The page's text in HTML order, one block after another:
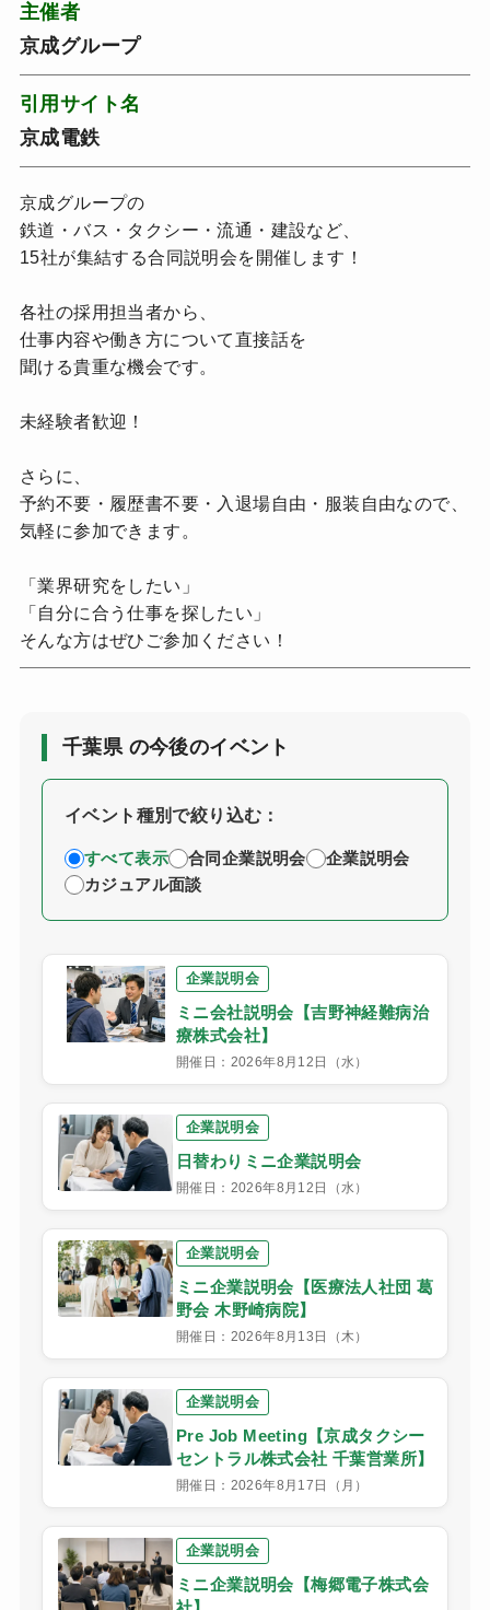
主催者
京成グループ
引用サイト名
京成電鉄
京成グループの
鉄道・バス・タクシー・流通・建設など、
15社が集結する合同説明会を開催します！
各社の採用担当者から、
仕事内容や働き方について直接話を
聞ける貴重な機会です。
未経験者歓迎！
さらに、
予約不要・履歴書不要・入退場自由・服装自由なので、
気軽に参加できます。
「業界研究をしたい」
「自分に合う仕事を探したい」
そんな方はぜひご参加ください！
千葉県 の今後のイベント
イベント種別で絞り込む：
すべて表示 合同企業説明会
企業説明会
カジュアル面談
企業説明会
ミニ会社説明会【吉野神経難病治
療株式会社】
開催日：2026年8月12日（水）
企業説明会
日替わりミニ企業説明会
開催日：2026年8月12日（水）
企業説明会
ミニ企業説明会【医療法人社団 葛
野会 木野崎病院】
開催日：2026年8月13日（木）
企業説明会
Pre Job Meeting【京成タクシー
セントラル株式会社 千葉営業所】
開催日：2026年8月17日（月）
企業説明会
ミニ企業説明会【梅郷電子株式会